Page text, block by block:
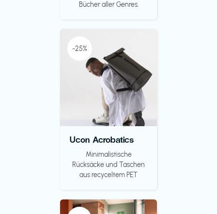
Bücher aller Genres.
-25%
Ucon Acrobatics
Minimalistische
Rücksäcke und Taschen
aus recyceltem PET